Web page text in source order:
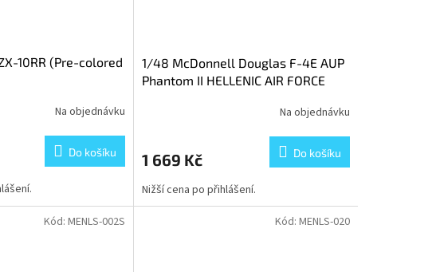
10RR (Pre-colored
Na objednávku
Do košíku
1/48 McDonnell Douglas F-4E AUP
Phantom II HELLENIC AIR FORCE
Na objednávku
1 669 Kč Do košíku
Nižší cena po přihlášení.
Kód: MENLS-002S Kód: MENLS-020